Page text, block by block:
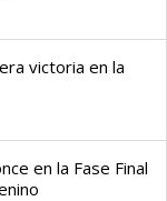
victoria en la
en la Fase Final